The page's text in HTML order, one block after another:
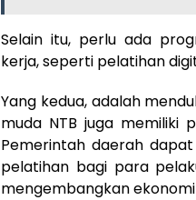
Selain itu, perlu ada
kerja, seperti pelatihan
Yang kedua, adalah
muda NTB juga memiliki
Pemerintah daerah
pelatihan bagi para
mengembangkan